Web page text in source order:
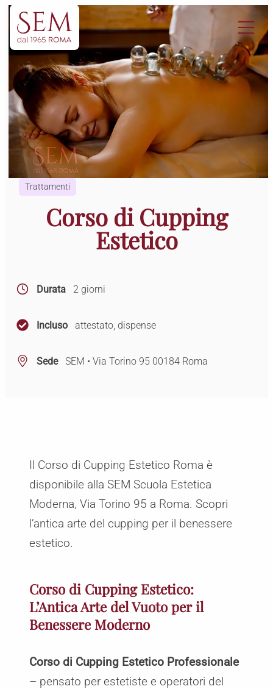
Vai
contenuto
Trattamenti
Corso di Cupping
Estetico
Durata 2 giorni
Incluso attestato, dispense
Sede SEM • Via Torino 95 00184 Roma
Il Corso di Cupping Estetico Roma è
disponibile alla SEM Scuola Estetica
Moderna, Via Torino 95 a Roma. Scopri
l’antica arte del cupping per il benessere
estetico.
Corso di Cupping Estetico:
L’Antica Arte del Vuoto per il
Benessere Moderno
Corso di Cupping Estetico Professionale
– pensato per estetiste e operatori del